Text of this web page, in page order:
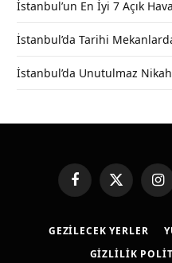
İstanbul’un En İyi 7 Açık
İstanbul’da Tarihi
İstanbul’da Unutulmaz
FacebookX
(Twitter)
GEZILECEK YERLER
GIZLILIK